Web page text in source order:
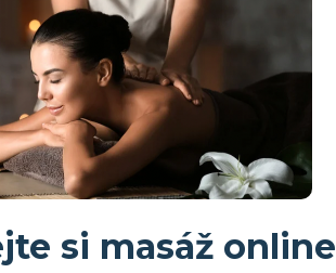
si masáž online